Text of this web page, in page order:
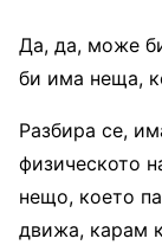
Да, да, може
би има неща,
Разбира се,
физическото
нещо, което
движа, карам